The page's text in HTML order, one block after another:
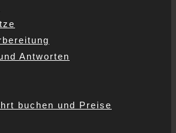
Antworten
buchen und Preise